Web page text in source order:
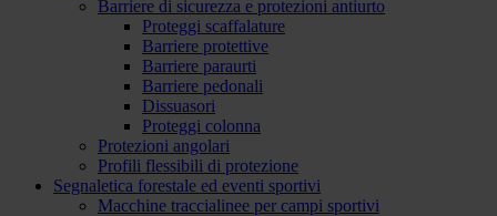
Barriere di sicurezza e protezioni antiurto
Proteggi scaffalature
Barriere protettive
Barriere paraurti
Barriere pedonali
Dissuasori
Proteggi colonna
Protezioni angolari
Profili flessibili di protezione
Segnaletica forestale ed eventi sportivi
Macchine traccialinee per campi sportivi